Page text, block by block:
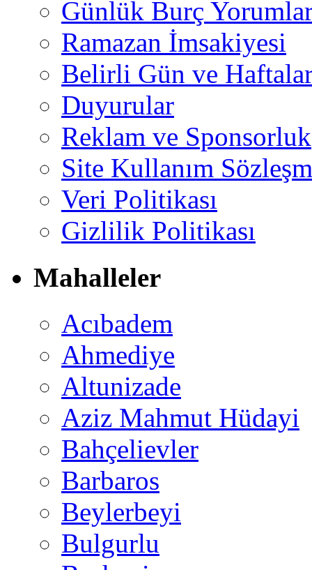
Günlük Burç
Ramazan İmsakiyesi
Belirli Gün ve
Duyurular
Reklam ve Sponsorluk
Site Kullanım
Veri Politikası
Gizlilik Politikası
Mahalleler
Acıbadem
Ahmediye
Altunizade
Aziz Mahmut Hüdayi
Bahçelievler
Barbaros
Beylerbeyi
Bulgurlu